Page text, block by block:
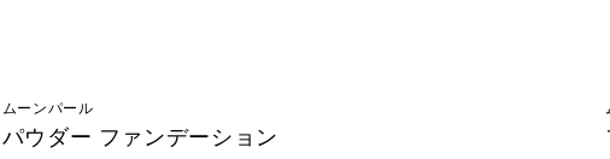
ムーンパール
パウダー ファンデーション